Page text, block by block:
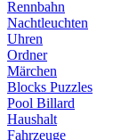
Rennbahn
Nachtleuchten
Uhren
Ordner
Märchen
Blocks Puzzles
Pool Billard
Haushalt
Fahrzeuge